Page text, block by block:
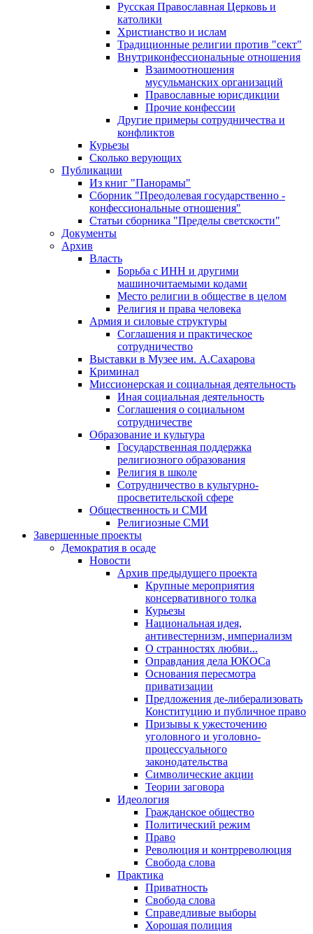
Русская Православная Церковь и
католики
Христианство и ислам
Традиционные религии против "сект"
Внутриконфессиональные отношения
Взаимоотношения
мусульманских организаций
Православные юрисдикции
Прочие конфессии
Другие примеры сотрудничества и
конфликтов
Курьезы
Сколько верующих
Публикации
Из книг "Панорамы"
Сборник "Преодолевая государственно -
конфессиональные отношения"
Статьи сборника "Пределы светскости"
Документы
Архив
Власть
Борьба с ИНН и другими
машиночитаемыми кодами
Место религии в обществе в целом
Религия и права человека
Армия и силовые структуры
Соглашения и практическое
сотрудничество
Выставки в Музее им. А.Сахарова
Криминал
Миссионерская и социальная деятельность
Иная социальная деятельность
Соглашения о социальном
сотрудничестве
Образование и культура
Государственная поддержка
религиозного образования
Религия в школе
Сотрудничество в культурно-
просветительской сфере
Общественность и СМИ
Религиозные СМИ
Завершенные проекты
Демократия в осаде
Новости
Архив предыдущего проекта
Крупные мероприятия
консервативного толка
Курьезы
Национальная идея,
антивестернизм, империализм
О странностях любви...
Оправдания дела ЮКОСа
Основания пересмотра
приватизации
Предложения де-либерализовать
Конституцию и публичное право
Призывы к ужесточению
уголовного и уголовно-
процессуального
законодательства
Символические акции
Теории заговора
Идеология
Гражданское общество
Политический режим
Право
Революция и контрреволюция
Свобода слова
Практика
Приватность
Свобода слова
Справедливые выборы
Хорошая полиция